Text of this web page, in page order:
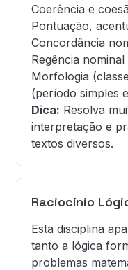
Coerência e
Pontuação,
Concordância
Regência
Morfologia
(período simples
Dica: Resolva
interpretação e
textos diversos.
Raciocínio
Esta disciplina
tanto a lógica
problemas